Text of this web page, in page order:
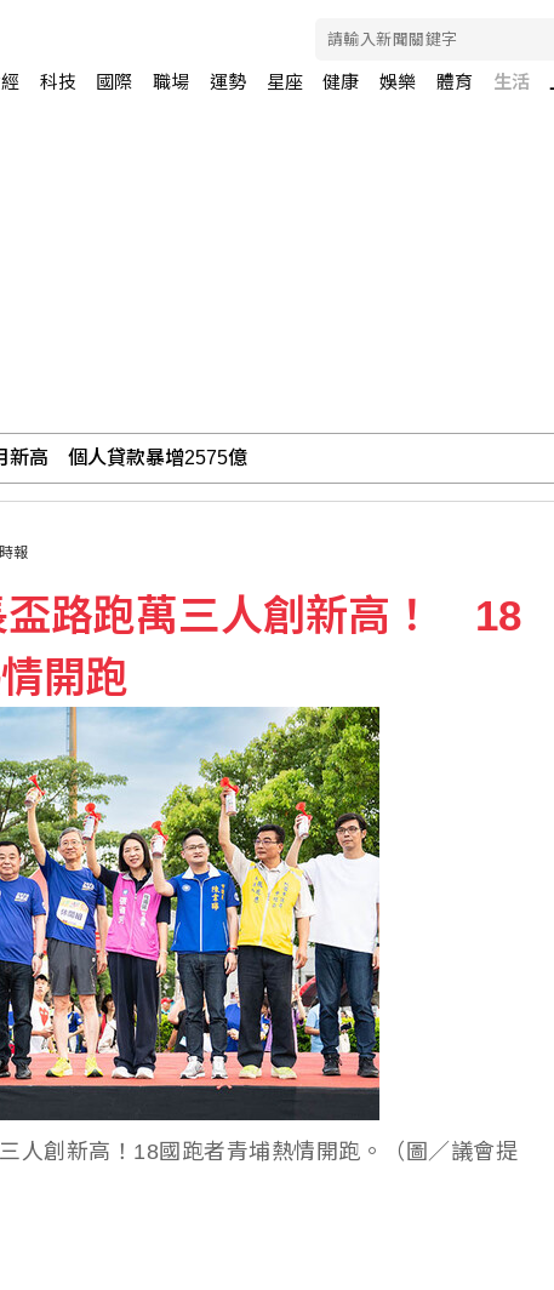
科技 國際 職場 運勢 星座 健康 娛樂 體育 生活
新高 個人貸款暴增2575億
祟 6張神明卡護佑平安
裁案 川普可課俄商品最高500%關稅
報
盃路跑萬三人創新高！ 18
開跑
人創新高！18國跑者青埔熱情開跑。（圖／議會提